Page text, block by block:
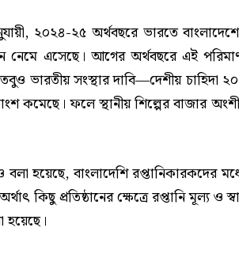
২০২৪-২৫ অর্থবছরে ভারতে
নেমে এসেছে। আগের অর্থবছরে এই
ভারতীয় সংস্থার দাবি—দেশীয় চাহিদা
কমেছে। ফলে স্থানীয় শিল্পের বাজার
হয়েছে, বাংলাদেশি রপ্তানিকারকদের
কিছু প্রতিষ্ঠানের ক্ষেত্রে রপ্তানি মূল্য
হয়েছে।